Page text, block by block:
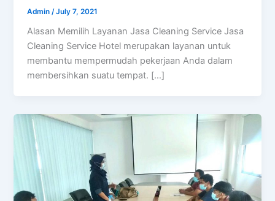
Admin /July 7, 2021
Alasan Memilih Layanan Jasa Cleaning Service Jasa
Cleaning Service Hotel merupakan layanan untuk
membantu mempermudah pekerjaan Anda dalam
membersihkan suatu tempat. […]